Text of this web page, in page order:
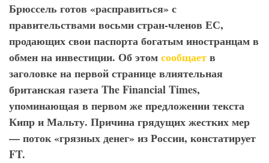
Брюссель готов «расправиться» с
правительствами восьми стран-членов ЕС,
продающих свои паспорта богатым иностранцам в
обмен на инвестиции. Об этомсообщаетв
заголовке на первой странице влиятельная
британская газета TheFinancialTimes,
упоминающая в первом же предложении текста
Кипр и Мальту. Причина грядущих жестких мер
— поток «грязных денег» из России, констатирует
FT.